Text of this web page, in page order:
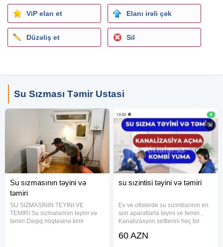
ViP elan et Elanı irəli çək
Düzəliş et Sil
Su Sızması Təmir Ustasi
Su sızmasının təyini və
təmiri
SU SIZMASININ TEYINI VE
TEMIRI Su sizmalarinin təyini və
təmiri.Dəqiq nöqtəsinə kimi
su sızintisi təyini və təmiri
Ev ve ofislerde su sızıntılarının en
son aparatlarla təyini ve təmiri ,
Kanalizasyon xettlerini heç bir
temizlenmesi və kamerayla
60 AZN